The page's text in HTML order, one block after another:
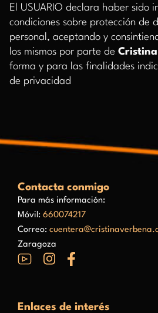
El USUARIO declara haber sido
condiciones sobre protección de
personal, aceptando y
los mismos por parte de Cristina
forma y para las finalidades
de privacidad
Contacta conmigo
Para más información:
Móvil: 660074217
Correo:
Zaragoza
Enlaces de interés